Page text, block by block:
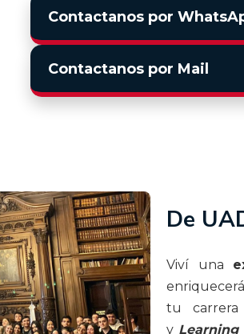
Contactanos por
Contactanos por Mail
De
Viví una
tu
y Learning